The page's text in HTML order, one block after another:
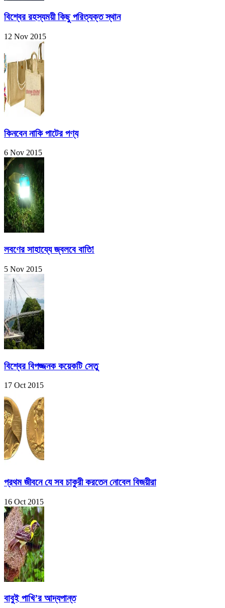
বিশ্বের রহস্যময়ী কিছু পরিত্যক্ত স্থান
12 Nov 2015
কিনবেন নাকি পাটের পণ্য
6 Nov 2015
লবণের সাহায্যে জ্বলবে বাতি!
5 Nov 2015
বিশ্বের বিপজ্জনক কয়েকটি সেতু
17 Oct 2015
প্রথম জীবনে যে সব চাকুরী করতেন নোবেল বিজয়ীরা
16 Oct 2015
বাবুই পাখি’র আদ্যপান্ত